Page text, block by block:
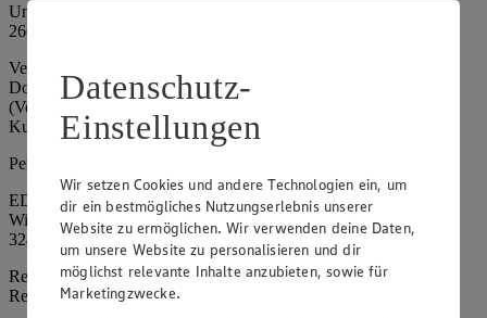
Umsatzsteuer-Identifikationsnummer gem. § 27a UStG: DE
266067317
Vertretungsberechtigte: Mark Rosenkranz (Sprecher), Eileen
Dominique Klingsiek (Vorstandsmitglied), Ulf-U. Plath
(Vorstandsmitglied), Stephan Wohler (Vorstandsmitglied), Marc
Kuhlmann (Aufsichtsratsvorsitzender)
Persönlich haftende Gesellschafterin:
EDEKA Minden-Hannover Holding GmbH
Wittelsbacherallee 61
32427 Minden
Registergericht: Amtsgericht Bad Oeynhausen
Registernummer: HRB 4086
Datenschutz-
Einstellungen
Wir setzen Cookies und andere Technologien ein, um
dir ein bestmögliches Nutzungserlebnis unserer
Website zu ermöglichen. Wir verwenden deine Daten,
um unsere Website zu personalisieren und dir
möglichst relevante Inhalte anzubieten, sowie für
Marketingzwecke.